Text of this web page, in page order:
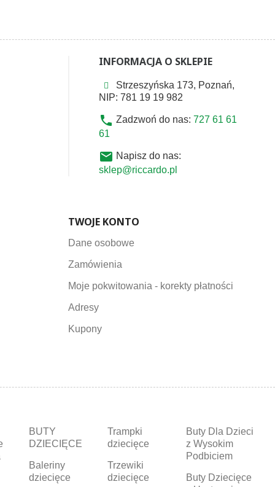
INFORMACJA O SKLEPIE
Strzeszyńska 173, Poznań,
NIP: 781 19 19 982
phone Zadzwoń do nas: 727 61 61
61
email Napisz do nas:
sklep@riccardo.pl
TWOJE KONTO
Dane osobowe
Zamówienia
Moje pokwitowania - korekty płatności
Adresy
Kupony
BUTY
DZIECIĘCE
Baleriny
dziecięce
Trampki
dziecięce
Trzewiki
dziecięce
Buty Dla Dzieci
z Wysokim
Podbiciem
Buty Dziecięce